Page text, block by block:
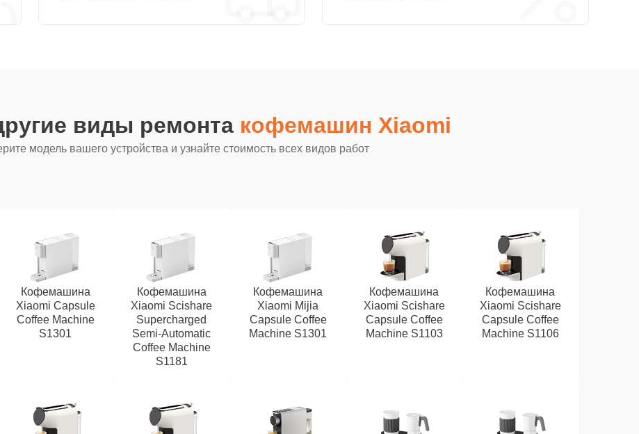
виды ремонта кофемашин Xiaomi
модель вашего устройства и узнайте стоимость всех видов работ
Кофемашина
Xiaomi Capsule
Coffee Machine
S1301
Кофемашина
Xiaomi Scishare
Supercharged
Semi‑Automatic
Coffee Machine
S1181
Кофемашина
Xiaomi Mijia
Capsule Coffee
Machine S1301
Кофемашина
Xiaomi Scishare
Capsule Coffee
Machine S1103
Кофемашина
Xiaomi Scishare
Capsule Coffee
Machine S1106